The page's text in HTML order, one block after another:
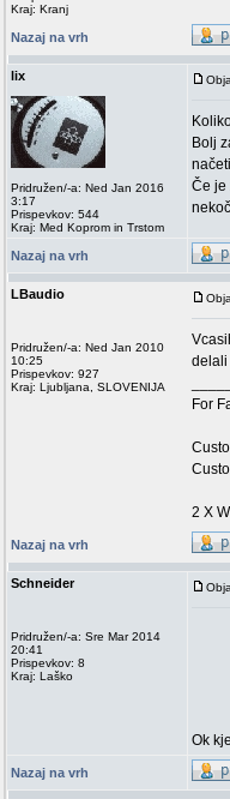
Kraj: Kranj
Nazaj na vrh
lix
Pridružen/-a: Ned Jan 2016
3:17
Prispevkov: 544
Kraj: Med Koprom in Trstom
Bolj
Če je
Nazaj na vrh
LBaudio
Pridružen/-a: Ned Jan 2010
10:25
Prispevkov: 927
Kraj: Ljubljana, SLOVENIJA
delali
For
2 X
Nazaj na vrh
Schneider
Pridružen/-a: Sre Mar 2014
20:41
Prispevkov: 8
Kraj: Laško
Ok
Nazaj na vrh